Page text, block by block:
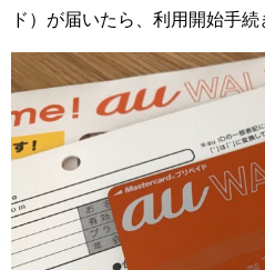
ド）が届いたら、利用開始手続